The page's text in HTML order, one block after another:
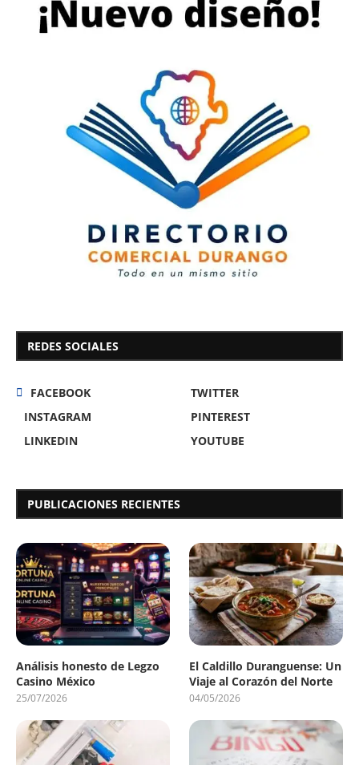
REDES SOCIALES
FACEBOOK
TWITTER
INSTAGRAM
PINTEREST
LINKEDIN
YOUTUBE
PUBLICACIONES RECIENTES
Análisis honesto de Legzo
Casino México
25/07/2026
El Caldillo Duranguense: Un
Viaje al Corazón del Norte
04/05/2026